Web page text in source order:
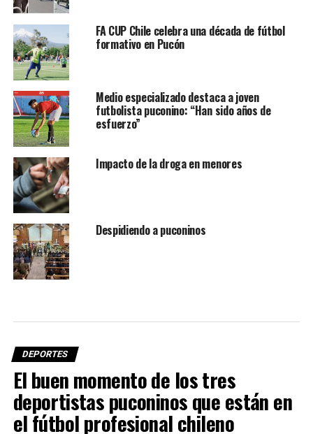
FA CUP Chile celebra una década de fútbol
formativo en Pucón
Medio especializado destaca a joven
futbolista puconino: “Han sido años de
esfuerzo”
Impacto de la droga en menores
Despidiendo a puconinos
DEPORTES
El buen momento de los tres
deportistas puconinos que están en
el fútbol profesional chileno